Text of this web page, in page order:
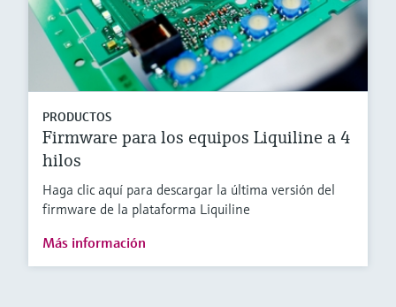
PRODUCTOS
Firmware para los equipos Liquiline a 4
hilos
Haga clic aquí para descargar la última versión del
firmware de la plataforma Liquiline
Más información